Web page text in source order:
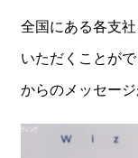
全国にある各支
いただくことが
からのメッセージ